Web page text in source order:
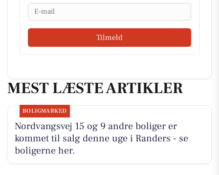
Email
Tilmeld
MEST LÆSTE ARTIKLER
BOLIGMARKED
Nordvangsvej 15 og 9 andre boliger er
kommet til salg denne uge i Randers - se
boligerne her.